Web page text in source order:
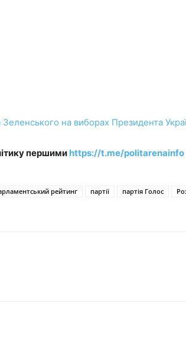
на виборах Президента
першими https://t.me/politarenainfo
рейтинг партії партія Голос